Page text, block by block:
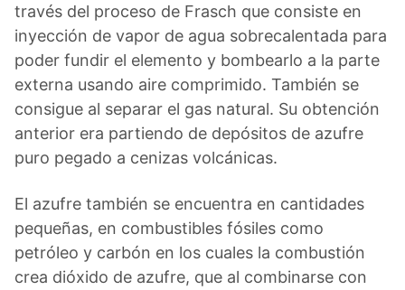
través del proceso de Frasch que consiste en
inyección de vapor de agua sobrecalentada para
poder fundir el elemento y bombearlo a la parte
externa usando aire comprimido. También se
consigue al separar el gas natural. Su obtención
anterior era partiendo de depósitos de azufre
puro pegado a cenizas volcánicas.
El azufre también se encuentra en cantidades
pequeñas, en combustibles fósiles como
petróleo y carbón en los cuales la combustión
crea dióxido de azufre, que al combinarse con